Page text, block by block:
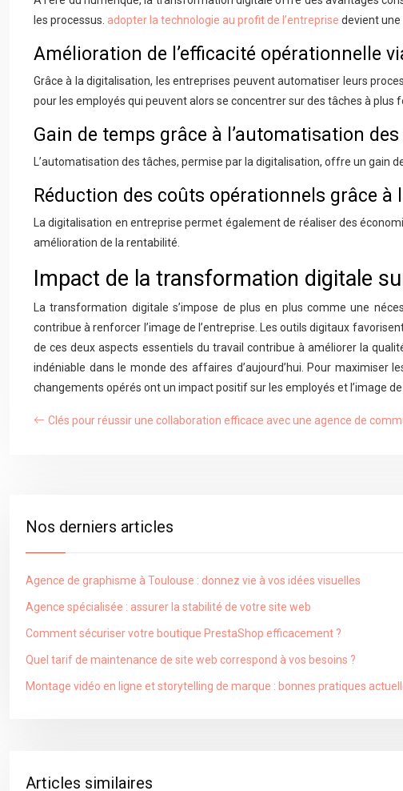
les processus. adopter la technologie au profit de l’entreprise devient
Amélioration de l’efficacité opérationnelle
Grâce à la digitalisation, les entreprises peuvent automatiser leurs
pour les employés qui peuvent alors se concentrer sur des tâches à plus
Gain de temps grâce à l’automatisation
L’automatisation des tâches, permise par la digitalisation, offre un gain
Réduction des coûts opérationnels grâce
La digitalisation en entreprise permet également de réaliser des
amélioration de la rentabilité.
Impact de la transformation digitale
La transformation digitale s’impose de plus en plus comme une
contribue à renforcer l’image de l’entreprise. Les outils digitaux
de ces deux aspects essentiels du travail contribue à améliorer la
indéniable dans le monde des affaires d’aujourd’hui. Pour
changements opérés ont un impact positif sur les employés et l’image de
Clés pour réussir une collaboration efficace avec une agence de
Nos derniers articles
Agence de graphisme à Toulouse : donnez vie à vos idées visuelles
Agence spécialisée : assurer la stabilité de votre site web
Comment sécuriser votre boutique PrestaShop efficacement ?
Quel tarif de maintenance de site web correspond à vos besoins ?
Montage vidéo en ligne et storytelling de marque : bonnes pratiques
Articles similaires